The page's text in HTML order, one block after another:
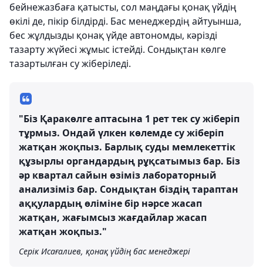
бейнежазбаға қатысты, сол маңдағы қонақ үйдің
өкілі де, пікір білдірді. Бас менеджердің айтуынша,
бес жұлдызды қонақ үйде автономды, кәрізді
тазарту жүйесі жұмыс істейді. Сондықтан көлге
тазартылған су жіберіледі.
"Біз Қаракөлге аптасына 1 рет тек су жіберіп
тұрмыз. Ондай үлкен көлемде су жіберіп
жатқан жоқпыз. Барлық суды мемлекеттік
құзырлы органдардың рұқсатымыз бар. Біз
әр квартал сайын өзіміз лабораторный
анализіміз бар. Сондықтан біздің тараптан
аққулардың өліміне бір нәрсе жасап
жатқан, жағымсыз жағдайлар жасап
жатқан жоқпыз."
Серік Исағалиев, қонақ үйдің бас менеджері